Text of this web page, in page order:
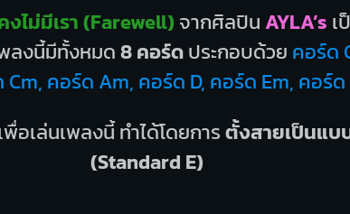
ไม่มีเรา (Farewell) จากศิลปินAYLA’s เ
พลงนี้มีทั้งหมด8 คอร์ดประกอบด้วย คอร์ด
Cm, คอร์ด Am, คอร์ด D, คอร์ด Em, คอร์
อเล่นเพลงนี้ ทำได้โดยการตั้งสายเป็นแบ
(Standard E)